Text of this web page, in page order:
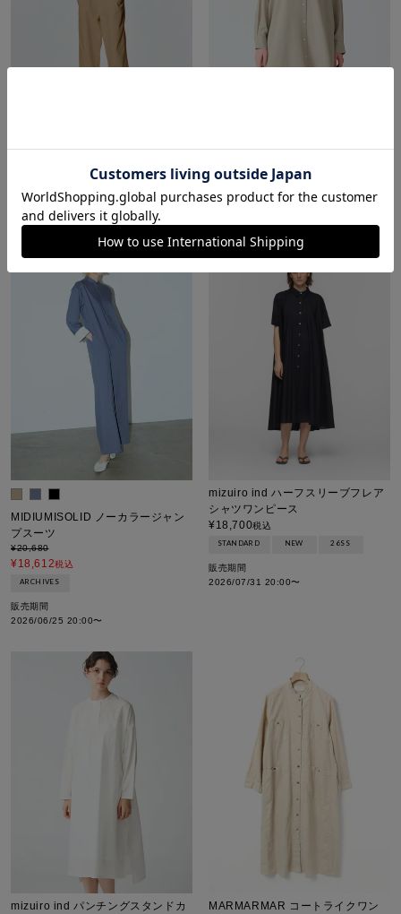
販売期間
2026/07/02 20:00
¥18,480税込
MIDIUMISOLID ノーカラージャン
プスーツ
¥20,680
¥18,612税込
ARCHIVES
販売期間
2026/06/25 20:00〜
mizuiro ind ハーフスリーブフレア
シャツワンピース
¥18,700税込
STANDARD NEW 26SS
販売期間
2026/07/31 20:00〜
mizuiro ind パンチングスタンドカ
MARMARMAR コートライクワン